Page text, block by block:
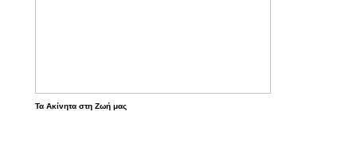
Τα Ακίνητα στη Ζωή μας